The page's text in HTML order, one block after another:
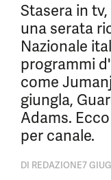
Stasera in
una serata
Nazionale
programmi
come
giungla,
Adams.
per canale.
DI REDAZIONE7